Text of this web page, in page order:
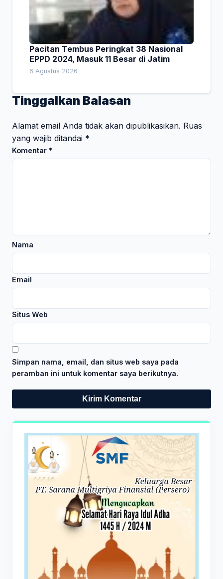
Pacitan Tembus Peringkat 38 Nasional
EPPD 2024, Masuk 11 Besar di Jatim
6 Agustus 2026
Tinggalkan Balasan
Alamat email Anda tidak akan dipublikasikan. Ruas
yang wajib ditandai *
Komentar *
Nama
Email
Situs Web
Simpan nama, email, dan situs web saya pada
peramban ini untuk komentar saya berikutnya.